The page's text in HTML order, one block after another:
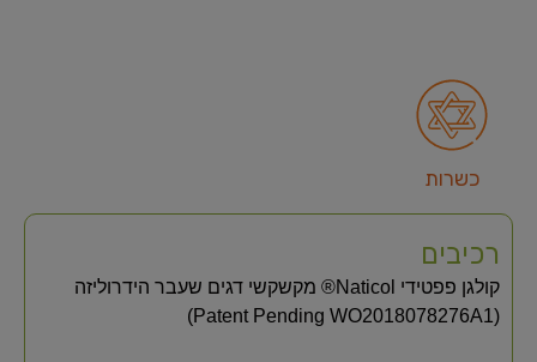
כשרות
רכיבים
קולגן פפטידי Naticol® מקשקשי דגים שעבר הידרוליזה
(Patent Pending WO2018078276A1)